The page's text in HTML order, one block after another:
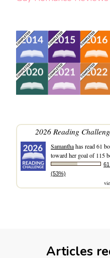
2026 Reading
Samanthahas read 61
toward her goal of 115
(53%)
Articles